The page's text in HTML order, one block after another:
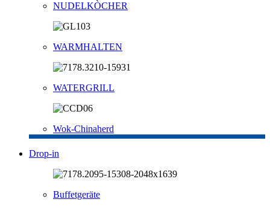
NUDELKÒCHER
WARMHALTEN
WATERGRILL
Wok-Chinaherd
Drop-in
Buffetgeräte